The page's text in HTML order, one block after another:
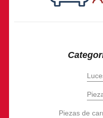
Piezas de